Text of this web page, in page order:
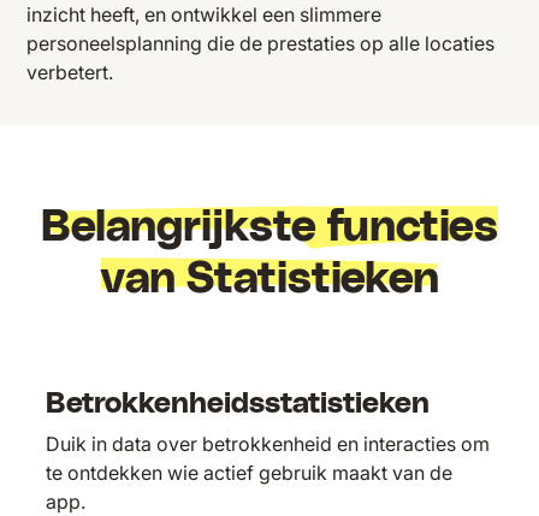
inzicht heeft, en ontwikkel een slimmere
personeelsplanning die de prestaties op alle locaties
verbetert.
Belangrijkste functies
van Statistieken
Betrokkenheidsstatistieken
Duik in data over betrokkenheid en interacties om
te ontdekken wie actief gebruik maakt van de
app.